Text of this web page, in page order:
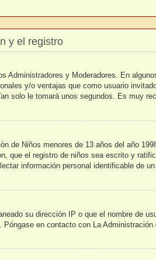
y el registro
Administradores y Moderadores. En
y/o ventajas que como usuario
solo le tomará unos segundos. Es muy
de Niños menores de 13 años del año
que el registro de niños sea escrito y
información personal identificable de
su dirección IP o que el nombre de
en contacto con La Administración